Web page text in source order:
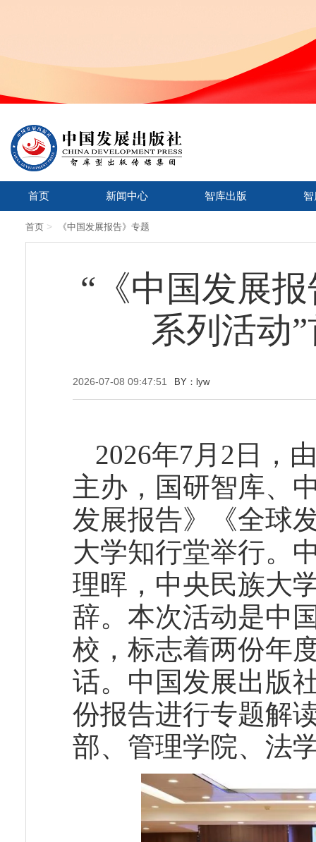
首页 新闻中心 智库出版
首页 > 《中国发展报告》专题
“《中国发展
系列活动
2026-07-08 09:47:51 BY：lyw
2026年7月2日，
主办，国研智库、
发展报告》《全球
大学知行堂举行。
理晖，中央民族大
辞。本次活动是中
校，标志着两份年
话。中国发展出版
份报告进行专题解
部、管理学院、法